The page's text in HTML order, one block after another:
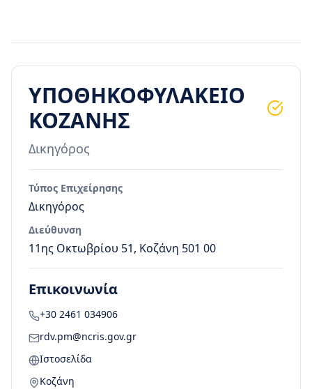
ΥΠΟΘΗΚΟΦΥΛΑΚΕΙΟ
ΚΟΖΑΝΗΣ
Δικηγόρος
Τύπος Επιχείρησης
Δικηγόρος
Διεύθυνση
11ης Οκτωβρίου 51, Κοζάνη 501 00
Επικοινωνία
+30 2461 034906
rdv.pm@ncris.gov.gr
Ιστοσελίδα
Κοζάνη